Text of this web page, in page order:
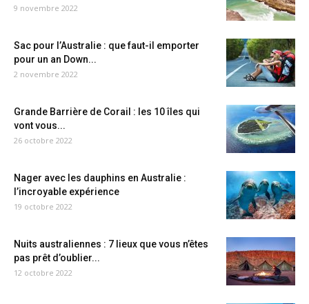
9 novembre 2022
Sac pour l’Australie : que faut-il emporter
pour un an Down...
2 novembre 2022
Grande Barrière de Corail : les 10 îles qui
vont vous...
26 octobre 2022
Nager avec les dauphins en Australie :
l’incroyable expérience
19 octobre 2022
Nuits australiennes : 7 lieux que vous n’êtes
pas prêt d’oublier...
12 octobre 2022